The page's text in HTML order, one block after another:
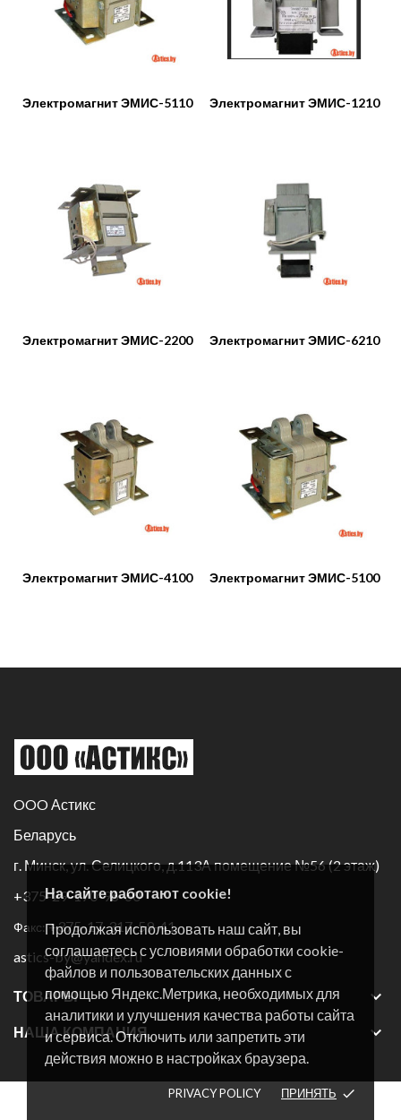
На сайте работают cookie!
Продолжая использовать наш сайт, вы
соглашаетесь с условиями обработки cookie-
файлов и пользовательских данных с
помощью Яндекс.Метрика, необходимых для
аналитики и улучшения качества работы сайта
и сервиса. Отключить или запретить эти
действия можно в настройках браузера.
PRIVACY POLICY ПРИНЯТЬ done
Электромагнит ЭМИС-5110 Электромагнит ЭМИС-1210
Электромагнит ЭМИС-2200 Электромагнит ЭМИС-6210
Электромагнит ЭМИС-4100 Электромагнит ЭМИС-5100
OOO Астикс
Беларусь
г. Минск, ул. Селицкого, д.113А помещение №56 (2 этаж)
+375-29-170-96-60
Факс:+375-17-317-59-41
astics-by@yandex.ru
ТОВАРЫ 
НАША КОМПАНИЯ 